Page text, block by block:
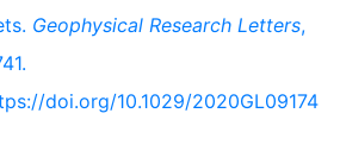
Geophysical Research Letters,
doi.org/10.1029/2020GL09174